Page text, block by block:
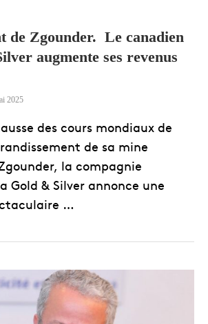
de Zgounder. Le canadien
augmente ses revenus
2025
des cours mondiaux de
de sa mine
la compagnie
Gold & Silver annonce une
…